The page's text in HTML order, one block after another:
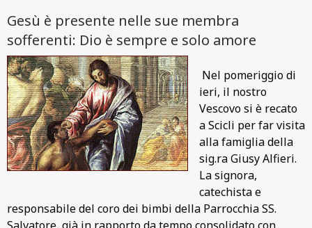
Gesù è presente nelle sue membra
sofferenti: Dio è sempre e solo amore
Nel pomeriggio di
ieri, il nostro
Vescovo si è recato
a Scicli per far visita
alla famiglia della
sig.ra Giusy Alfieri.
La signora,
catechista e
responsabile del coro dei bimbi della Parrocchia SS.